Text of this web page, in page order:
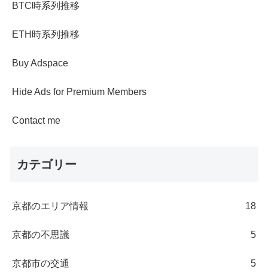
BTC時系列推移
ETH時系列推移
Buy Adspace
Hide Ads for Premium Members
Contact me
カテゴリー
京都のエリア情報 18
京都の不思議 5
京都市の交通 5